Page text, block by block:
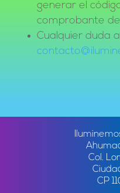
generar el
comprobante
Cualquier duda
Col.
CP